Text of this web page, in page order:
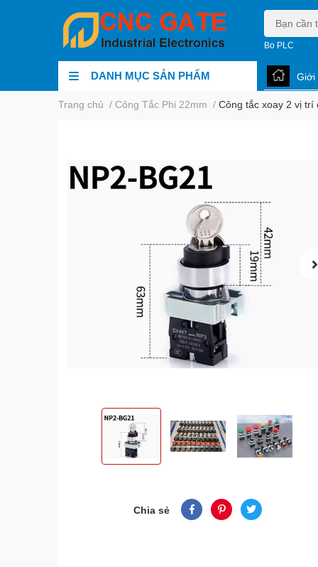
Bo PLC
DANH MỤC SẢN PHẨM Giới
Trang chủ / Công Tắc Phi 22mm / Công tắc xoay 2 vị trí
Chia sẻ